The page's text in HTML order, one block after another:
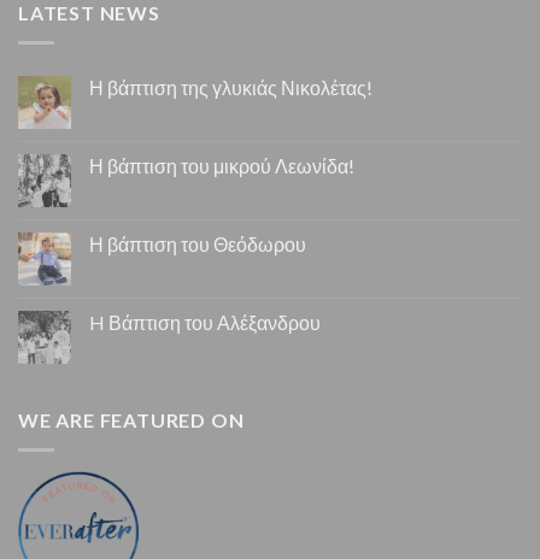
LATEST NEWS
Η βάπτιση της γλυκιάς Νικολέτας!
Η βάπτιση του μικρού Λεωνίδα!
Η βάπτιση του Θεόδωρου
H Βάπτιση του Αλέξανδρου
WE ARE FEATURED ON